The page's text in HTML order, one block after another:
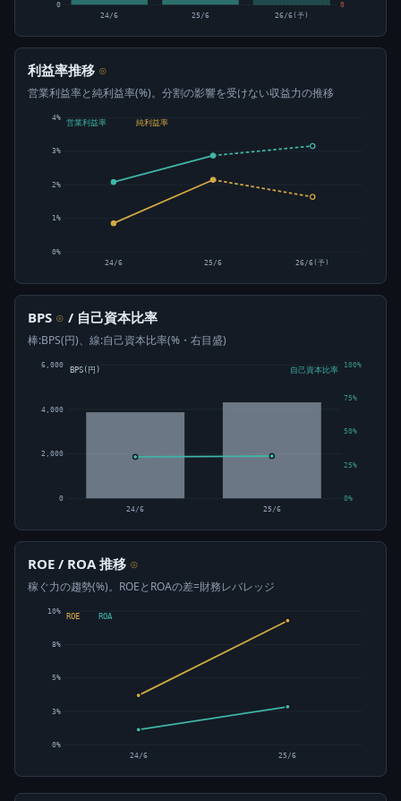
0 0
24/6 25/6 26/6(予)
利益率推移 ⊙
営業利益率と純利益率(%)。分割の影響を受けない収益力の推移
0%
1%
2%
3%
4%
営業利益率 純利益率
24/6 25/6 26/6(予)
BPS ⊙ / 自己資本比率
棒:BPS(円)、線:自己資本比率(%・右目盛)
0
2,000
4,000
6,000
0%
25%
50%
75%
100%
24/6 25/6
BPS(円) 自己資本比率
ROE / ROA 推移 ⊙
稼ぐ力の趨勢(%)。ROEとROAの差=財務レバレッジ
0%
3%
5%
8%
10%
ROE ROA
24/6 25/6